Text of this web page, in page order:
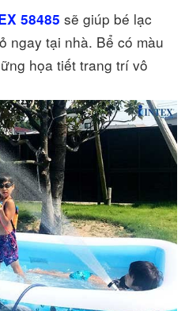
58485 sẽ giúp bé lạc
ngay tại nhà. Bể có màu
họa tiết trang trí vô